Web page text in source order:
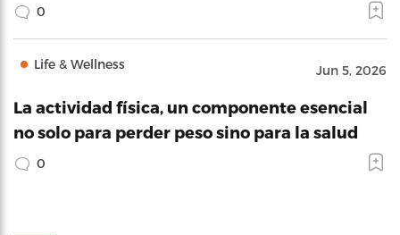
0
Life & Wellness Jun 5, 2026
La actividad física, un componente esencial
no solo para perder peso sino para la salud
0